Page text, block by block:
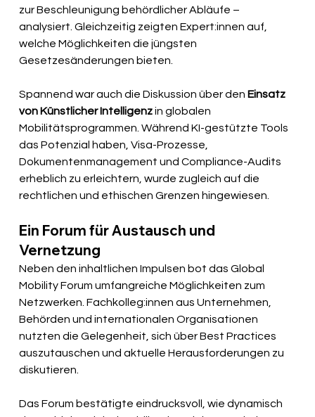
zur Beschleunigung behördlicher Abläufe –
analysiert. Gleichzeitig zeigten Expert:innen auf,
welche Möglichkeiten die jüngsten
Gesetzesänderungen bieten.
Spannend war auch die Diskussion über den Einsatz
von Künstlicher Intelligenz in globalen
Mobilitätsprogrammen. Während KI-gestützte Tools
das Potenzial haben, Visa-Prozesse,
Dokumentenmanagement und Compliance-Audits
erheblich zu erleichtern, wurde zugleich auf die
rechtlichen und ethischen Grenzen hingewiesen.
Ein Forum für Austausch und
Vernetzung
Neben den inhaltlichen Impulsen bot das Global
Mobility Forum umfangreiche Möglichkeiten zum
Netzwerken. Fachkolleg:innen aus Unternehmen,
Behörden und internationalen Organisationen
nutzten die Gelegenheit, sich über Best Practices
auszutauschen und aktuelle Herausforderungen zu
diskutieren.
Das Forum bestätigte eindrucksvoll, wie dynamisch